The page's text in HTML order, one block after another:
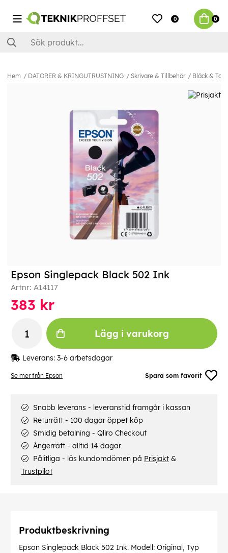
0 0
Hem DATORER & KRINGUTRUSTNING Skrivare & Tillbehör Bläck &
Se mer från Epson Spara som favorit
Epson Singlepack Black 502 Ink
Artnr: A14117
383 kr
Lägg i varukorg
Leverans: 3-6 arbetsdagar
Snabb leverans - leveranstid framgår i kassan
Returrätt - 100 dagar öppet köp
Smidig betalning - Qliro Checkout
Ångerrätt - alltid 14 dagar
Pålitliga - läs kundomdömen på Prisjakt &
Trustpilot
Produktbeskrivning
Epson Singlepack Black 502 Ink. Modell: Original, Typ